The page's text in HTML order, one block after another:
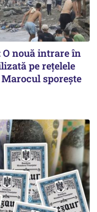
nouă intrare în
pe rețelele
sporește